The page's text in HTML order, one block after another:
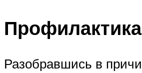
Профилактика
Разобравшись в